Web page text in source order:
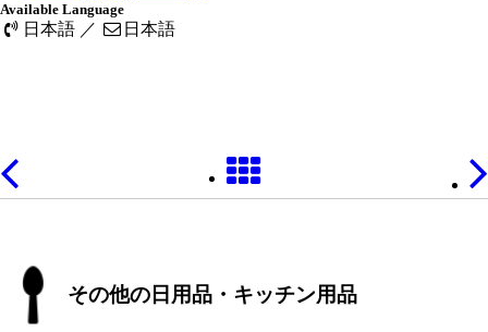
Available Language
日本語 ／ 日本語
その他の日用品・キッチン用品